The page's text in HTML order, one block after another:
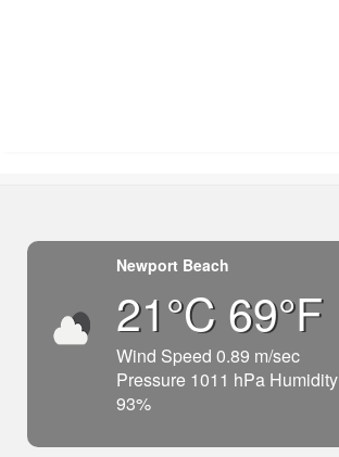
Newport Beach
21°C 69°F
Wind Speed 0.89 m/sec
Pressure 1011 hPa Humidity
93%